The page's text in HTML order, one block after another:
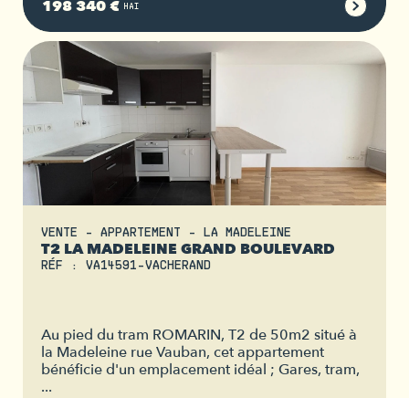
198 340 € HAI
VENTE - APPARTEMENT - LA MADELEINE
T2 LA MADELEINE GRAND BOULEVARD
RÉF : VA14591-VACHERAND
Au pied du tram ROMARIN, T2 de 50m2 situé à
la Madeleine rue Vauban, cet appartement
bénéficie d'un emplacement idéal ; Gares, tram,
...